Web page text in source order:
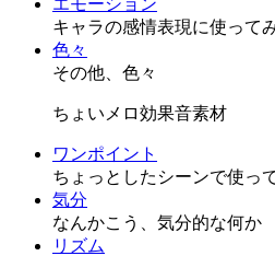
エモーション
キャラの感情表現に使って
色々
その他、色々
ちょいメロ効果音素材
ワンポイント
ちょっとしたシーンで使っ
気分
なんかこう、気分的な何か
リズム